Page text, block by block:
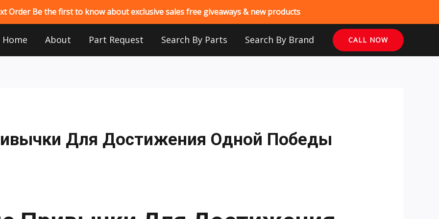
Order Be the first to know about exclusive sales free giveaways & new products
Home About Part Request Search By Parts Search By Brand CALL NOW
Для Достижения Одной Победы